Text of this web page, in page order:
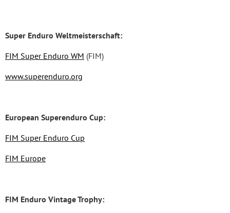
Super Enduro Weltmeisterschaft:
FIM Super Enduro WM (FIM)
www.superenduro.org
European Superenduro Cup:
FIM Super Enduro Cup
FIM Europe
FIM Enduro Vintage Trophy: